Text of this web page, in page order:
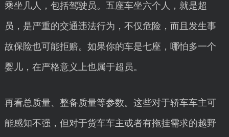
乘坐几人，包括驾驶员。五座车坐六个人，就是超
员，是严重的交通违法行为，不仅危险，而且发生事
故保险也可能拒赔。如果你的车是七座，哪怕多一个
婴儿，在严格意义上也属于超员。
再看总质量、整备质量等参数。这些对于轿车车主可
能感知不强，但对于货车车主或者有拖挂需求的越野